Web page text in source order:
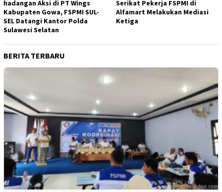
hadangan Aksi di PT Wings
Kabupaten Gowa, FSPMI SUL-
SEL Datangi Kantor Polda
Sulawesi Selatan
Serikat Pekerja FSPMI di
Alfamart Melakukan Mediasi
Ketiga
BERITA TERBARU